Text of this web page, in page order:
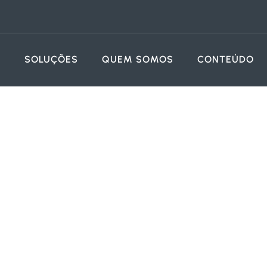
SOLUÇÕES QUEM SOMOS CONTEÚDO